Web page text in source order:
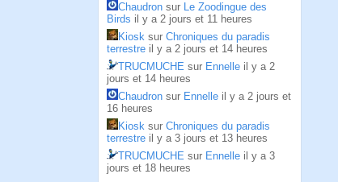
Chaudron sur Le Zoodingue des
Birds il y a 2 jours et 11 heures
Kiosk sur Chroniques du paradis
terrestre il y a 2 jours et 14 heures
TRUCMUCHE sur Ennelle il y a 2
jours et 14 heures
Chaudron sur Ennelle il y a 2 jours et
16 heures
Kiosk sur Chroniques du paradis
terrestre il y a 3 jours et 13 heures
TRUCMUCHE sur Ennelle il y a 3
jours et 18 heures